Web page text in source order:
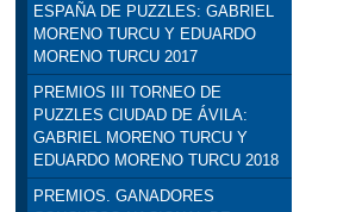
ESPAÑA DE PUZZLES: GABRIEL
MORENO TURCU Y EDUARDO
MORENO TURCU 2017
PREMIOS III TORNEO DE
PUZZLES CIUDAD DE ÁVILA:
GABRIEL MORENO TURCU Y
EDUARDO MORENO TURCU 2018
PREMIOS. GANADORES